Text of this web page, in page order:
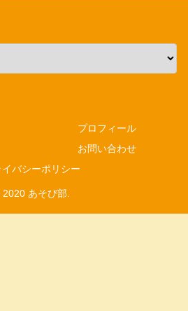
プロフィール
お問い合わせ
イバシーポリシー
あそび部.